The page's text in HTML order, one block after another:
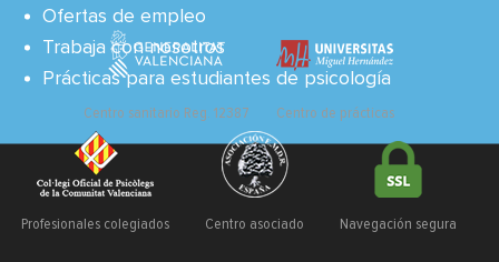
Ofertas de empleo
Trabaja con nosotros
Prácticas para estudiantes de psicología
Centro sanitario Reg. 12387 Centro de prácticas
Profesionales colegiados Centro asociado Navegación segura